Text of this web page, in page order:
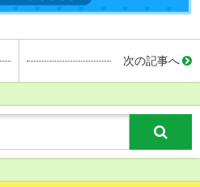
次の記事へ